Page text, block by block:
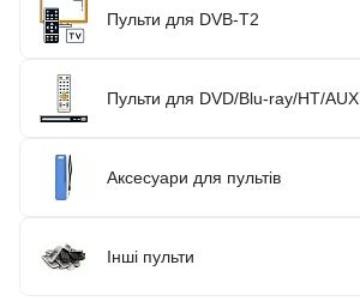
Пульти для DVB-T2
Пульти для DVD/Blu-ray/HT/AUX
Аксесуари для пультів
Інші пульти